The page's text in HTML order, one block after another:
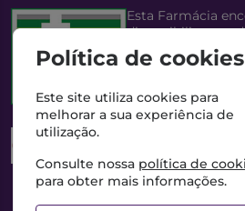
Esta Farmácia
disponibilizar
Internet, pelo
217987100
Nacional)
Esta Farmácia dispõe
Director Técnico e
Saraiva Cabral Costa
Política de cookies
Este site utiliza cookies para
melhorar a sua experiência de
utilização.
Consulte nossa política de
para obter mais informações.